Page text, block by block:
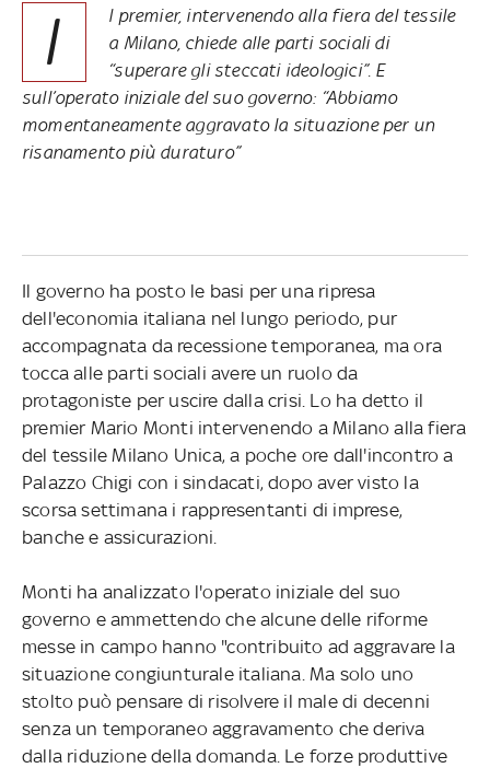
I
l premier, intervenendo alla fiera del tessile
a Milano, chiede alle parti sociali di
“superare gli steccati ideologici”. E
sull’operato iniziale del suo governo: “Abbiamo
momentaneamente aggravato la situazione per un
risanamento più duraturo”
Il governo ha posto le basi per una ripresa
dell'economia italiana nel lungo periodo, pur
accompagnata da recessione temporanea, ma ora
tocca alle parti sociali avere un ruolo da
protagoniste per uscire dalla crisi. Lo ha detto il
premier Mario Monti intervenendo a Milano alla fiera
del tessile Milano Unica, a poche ore dall'incontro a
Palazzo Chigi con i sindacati, dopo aver visto la
scorsa settimana i rappresentanti di imprese,
banche e assicurazioni.
Monti ha analizzato l'operato iniziale del suo
governo e ammettendo che alcune delle riforme
messe in campo hanno "contribuito ad aggravare la
situazione congiunturale italiana. Ma solo uno
stolto può pensare di risolvere il male di decenni
senza un temporaneo aggravamento che deriva
dalla riduzione della domanda. Le forze produttive